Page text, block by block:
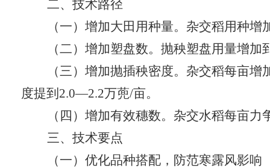
二、技术路径
（一）增加大田用种量。 杂交稻用种增
（二）增加塑盘数。 抛秧塑盘用量增加
（三）增加抛插秧密度。 杂交稻每亩增
度提到 2.0—2.2万蔸/亩。
（四）增加有效穗数。 杂交水稻每亩力
三、技术要点
（一）优化品种搭配，防范寒露风影响